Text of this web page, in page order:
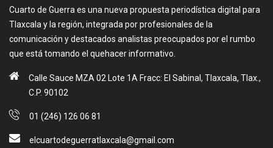
Cuarto de Guerra es una nueva propuesta periodística digital para
Tlaxcala y la región, integrada por profesionales de la
comunicación y destacados analistas preocupados por el rumbo
que está tomando el quehacer informativo.
Calle Sauce MZA 02 Lote 1A Fracc: El Sabinal, Tlaxcala, Tlax.,
C.P. 90102
01 (246) 126 06 81
elcuartodeguerratlaxcala@gmail.com